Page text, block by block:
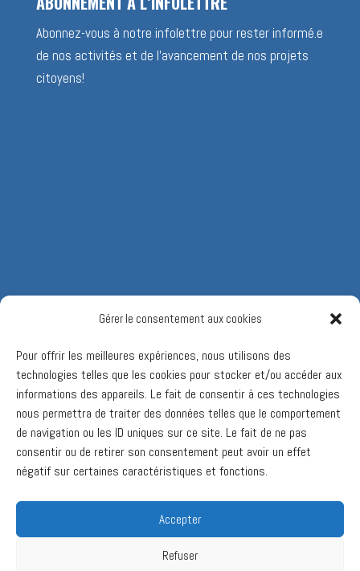
Gérer le consentement aux cookies
Pour offrir les meilleures expériences, nous utilisons des
technologies telles que les cookies pour stocker et/ou accéder aux
informations des appareils. Le fait de consentir à ces technologies
nous permettra de traiter des données telles que le comportement
de navigation ou les ID uniques sur ce site. Le fait de ne pas
consentir ou de retirer son consentement peut avoir un effet
négatif sur certaines caractéristiques et fonctions.
Accepter
Refuser
Abonnez-vous à notre infolettre pour rester informé.e
de nos activités et de l’avancement de nos projets
citoyens!